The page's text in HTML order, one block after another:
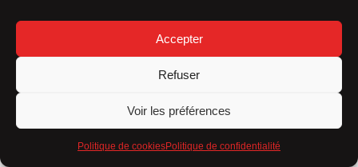
Accepter
Refuser
Voir les préférences
Politique de cookiesPolitique de confidentialité
Flexibilité
Connaissance locale
Engagement envers la qualité